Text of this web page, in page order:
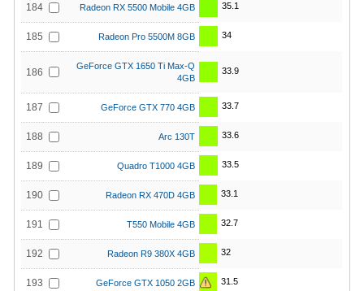
184 Radeon RX 5500 Mobile 4GB 35.1
185 Radeon Pro 5500M 8GB 34
186
GeForce GTX 1650 Ti Max-Q
4GB
33.9
187 GeForce GTX 770 4GB 33.7
188 Arc 130T 33.6
189 Quadro T1000 4GB 33.5
190 Radeon RX 470D 4GB 33.1
191 T550 Mobile 4GB 32.7
192 Radeon R9 380X 4GB 32
193 GeForce GTX 1050 2GB 31.5